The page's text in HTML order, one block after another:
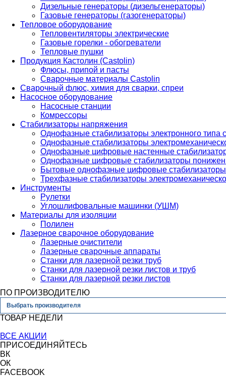
Дизельные генераторы (дизельгенераторы)
Газовые генераторы (газогенераторы)
Тепловое оборудование
Тепловентиляторы электрические
Газовые горелки - обогреватели
Тепловые пушки
Продукция Кастолин (Castolin)
Флюсы, припой и пасты
Сварочные материалы Castolin
Сварочный флюс, химия для сварки, спреи
Насосное оборудование
Насосные станции
Комрессоры
Стабилизаторы напряжения
Однофазные стабилизаторы электронного
Однофазные стабилизаторы
Однофазные цифровые настенные
Однофазные цифровые стабилизаторы
Бытовые однофазные цифровые стабилизаторы
Трехфазные стабилизаторы
Инструменты
Рулетки
Углошлифовальные машинки (УШМ)
Материалы для изоляции
Полилен
Лазерное сварочное оборудование
Лазерные очистители
Лазерные сварочные аппараты
Станки для лазерной резки труб
Станки для лазерной резки листов и труб
Станки для лазерной резки листов
ПО ПРОИЗВОДИТЕЛЮ
Выбрать производителя
ТОВАР НЕДЕЛИ
ВСЕ АКЦИИ
ПРИСОЕДИНЯЙТЕСЬ
ВК
ОК
FACEBOOK